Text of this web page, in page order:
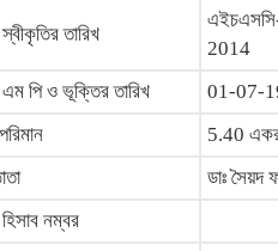
তারিখ
2014
পি ও ভূক্তির তারিখ
01-07-
5.40
ডাঃ
নম্বর